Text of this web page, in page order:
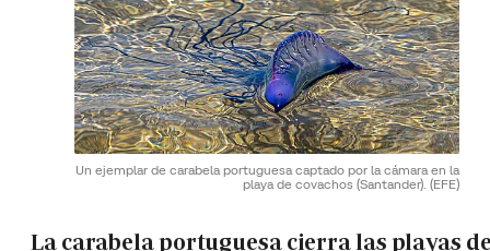
Un ejemplar de carabela portuguesa captado por la cámara en la
playa de covachos (Santander). (EFE)
La carabela portuguesa cierra las playas